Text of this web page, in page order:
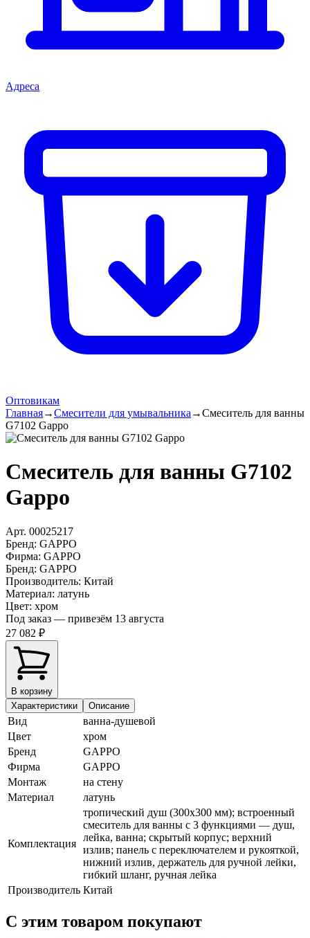
Адреса
Оптовикам
Главная→Смесители для умывальника →Смеситель для ванны
G7102 Gappo
Смеситель для ванны G7102
Gappo
Арт. 00025217
Бренд: GAPPO
Фирма: GAPPO
Бренд: GAPPO
Производитель: Китай
Материал: латунь
Цвет: хром
Под заказ — привезём 13 августа
27 082 ₽
В корзину
Характеристики
Описание
Вид
ванна-душевой
Цвет
хром
Бренд
GAPPO
Фирма
GAPPO
Монтаж
на стену
Материал
латунь
Комплектация
тропический душ (300х300 мм); встроенный
смеситель для ванны с 3 функциями — душ,
лейка, ванна; скрытый корпус; верхний
излив; панель с переключателем и рукояткой,
нижний излив, держатель для ручной лейки,
гибкий шланг, ручная лейка
Производитель Китай
С этим товаром покупают